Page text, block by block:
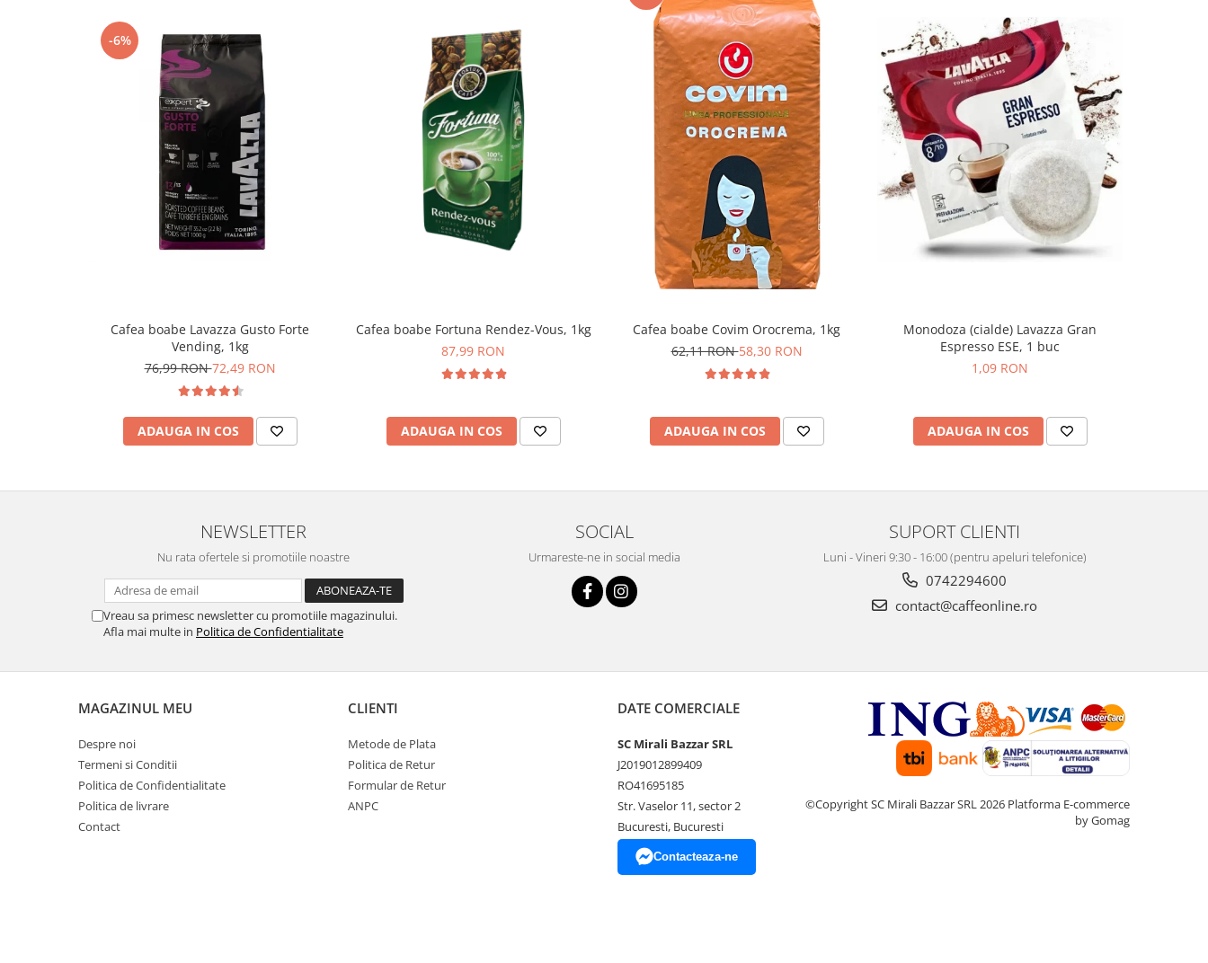
-6%
Cafea boabe Lavazza Gusto Forte
Vending, 1kg
76,99 RON72,49 RON
ADAUGA IN COS
Cafea boabe Fortuna Rendez-Vous, 1kg
87,99 RON
ADAUGA IN COS
Cafea boabe Covim Orocrema, 1kg
62,11 RON58,30 RON
ADAUGA IN COS
Monodoza (cialde) Lavazza Gran
Espresso ESE, 1 buc
1,09 RON
ADAUGA IN COS
NEWSLETTER
Nu rata ofertele si promotiile noastre
Vreau sa primesc newsletter cu promotiile magazinului.
Afla mai multe in Politica de Confidentialitate
SOCIAL
Urmareste-ne in social media
SUPORT CLIENTI
Luni - Vineri 9:30 - 16:00 (pentru apeluri telefonice)
0742294600
contact@caffeonline.ro
MAGAZINUL MEU
Despre noi
Termeni si Conditii
Politica de Confidentialitate
Politica de livrare
Contact
CLIENTI
Metode de Plata
Politica de Retur
Formular de Retur
ANPC
DATE COMERCIALE
SC Mirali Bazzar SRL
J2019012899409
RO41695185
Str. Vaselor 11, sector 2
Bucuresti, Bucuresti
Contacteaza-ne
©Copyright SC Mirali Bazzar SRL 2026 Platforma E-commerce
by Gomag